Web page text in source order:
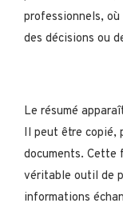
professionnels, où
des décisions ou
Le résumé
Il peut être copié,
documents. Cette
véritable outil de
informations